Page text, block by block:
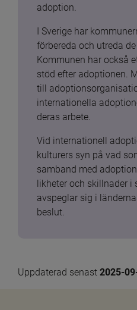
adoption.
I Sverige har
förbereda och utreda
Kommunen har också
stöd efter adoptionen.
till
internationella
deras arbete.
Vid internationell
kulturers syn på vad
samband med
likheter och skillnader i
avspeglar sig i
beslut.
Uppdaterad senast 2025-